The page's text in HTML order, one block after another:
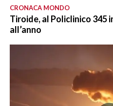
CRONACA MONDO
Tiroide, al Policlinico 345
all’anno